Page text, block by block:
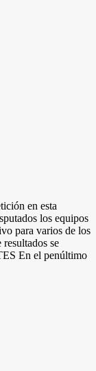
en esta
los equipos
para varios de los
se
En el penúltimo